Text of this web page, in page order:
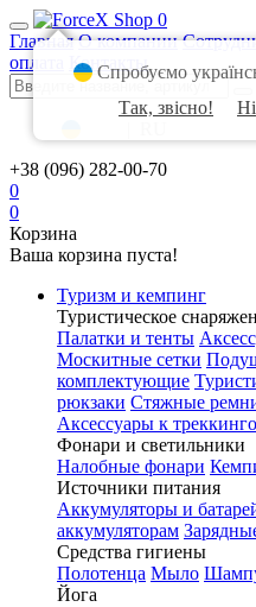
0
Главная О компании
оплата
Контакты
+38 (096) 282-00-70
0
0
Корзина
Ваша корзина пуста!
Туризм и кемпинг
Туристическое
Палатки и тенты
Москитные сетки
комплектующие
рюкзаки Стяжные
Аксессуары к
Фонари и светильники
Налобные фонари
Источники питания
Аккумуляторы и
аккумуляторам
Средства гигиены
Полотенца Мыло
Йога
Спробуємо
Так, звісно!
Ні